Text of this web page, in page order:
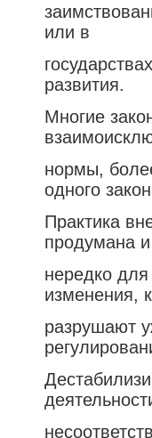
или в
развития.
Многие
нормы,
одного
Практика
продумана и
нередко
изменения,
разрушают